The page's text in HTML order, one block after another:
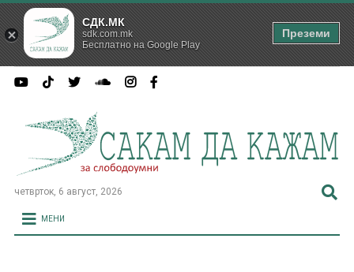
четврток, 6 август, 2026
МЕНИ
СДК.МК
sdk.com.mk
Бесплатно на Google Play
Преземи